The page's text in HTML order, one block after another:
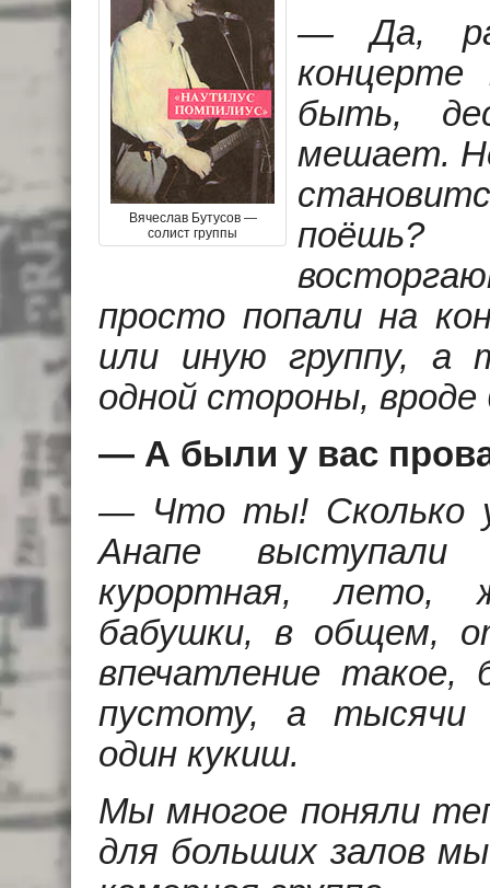
Вячеслав Бутусов —
солист группы
— Да,
концерте
быть,
мешает.
просто попали на
или иную группу, а
одной стороны, вроде
— А были у вас
— Что ты! Сколько
Анапе
курортная,
бабушки, в общем,
впечатление
пустоту, а тысячи
один кукиш.
Мы многое поняли
для больших залов